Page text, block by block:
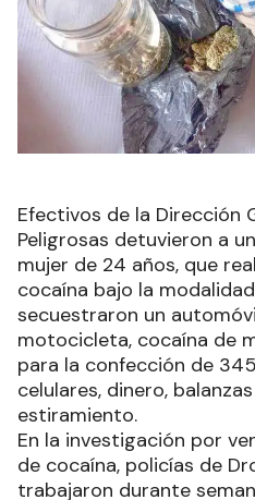
Efectivos de la Dirección
Peligrosas detuvieron a
mujer de 24 años, que
cocaína bajo la
secuestraron un
motocicleta, cocaína de
para la confección de
celulares, dinero,
estiramiento.
En la investigación por
de cocaína, policías de
trabajaron durante